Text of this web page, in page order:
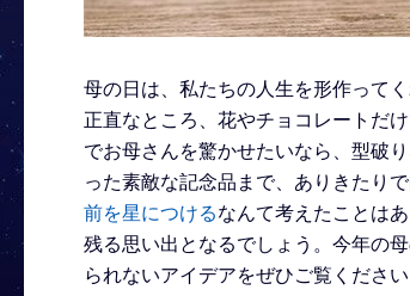
母の日は、私たちの人生を形作って
正直なところ、花やチョコレートだ
でお母さんを驚かせたいなら、型破
った素敵な記念品まで、ありきたり
前を星につけるなんて考えたことは
残る思い出となるでしょう。今年の
られないアイデアをぜひご覧ください